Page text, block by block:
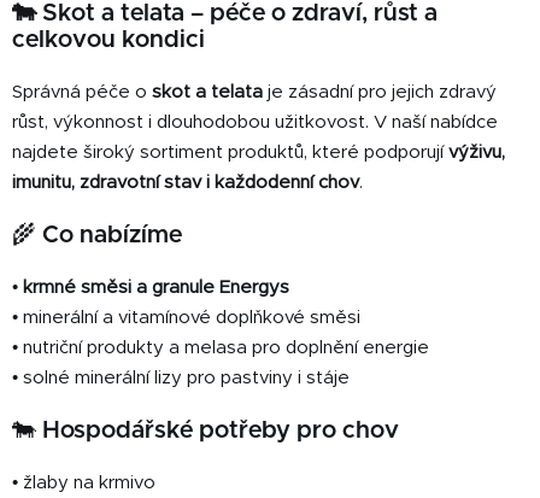
a
í
p
r
v
k
p
i
s
u
v
í
🐄 Skot a telata – péče o zdraví, růst a
celkovou kondici
Správná péče o skot a telata je zásadní pro jejich zdravý
růst, výkonnost i dlouhodobou užitkovost. V naší nabídce
najdete široký sortiment produktů, které podporují výživu,
imunitu, zdravotní stav i každodenní chov.
🌾 Co nabízíme
• krmné směsi a granule Energys
• minerální a vitamínové doplňkové směsi
• nutriční produkty a melasa pro doplnění energie
• solné minerální lizy pro pastviny i stáje
🐄 Hospodářské potřeby pro chov
• žlaby na krmivo